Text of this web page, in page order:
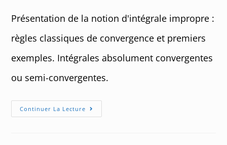
Présentation de la notion d'intégrale impropre :
règles classiques de convergence et premiers
exemples. Intégrales absolument convergentes
ou semi-convergentes.
Continuer La Lecture Invitation
Aux